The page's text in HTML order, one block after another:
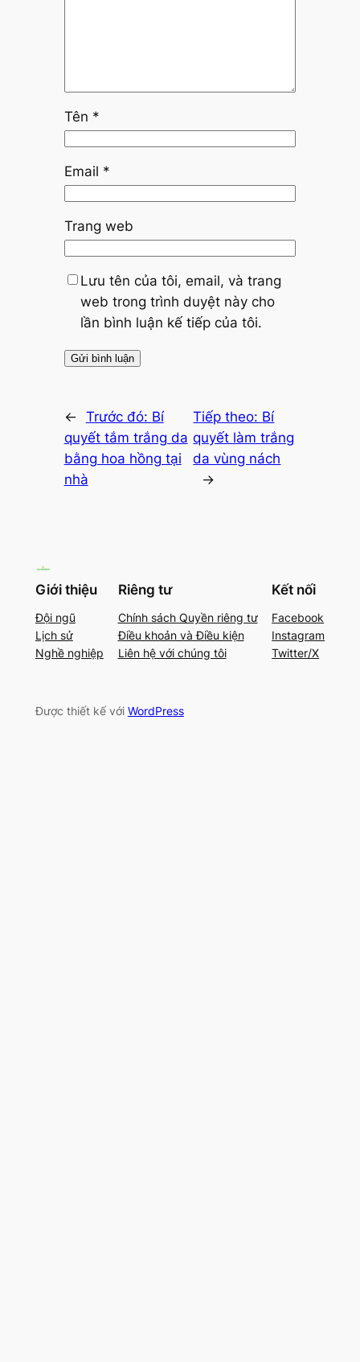
Tên *
Email *
Trang web
Lưu tên của tôi, email, và trang
web trong trình duyệt này cho
lần bình luận kế tiếp của tôi.
← Trước đó: Bí
quyết tắm trắng da
bằng hoa hồng tại
nhà
Tiếp theo: Bí
quyết làm trắng
da vùng nách
→
Giới thiệu
Đội ngũ
Lịch sử
Nghề nghiệp
Riêng tư
Chính sách Quyền riêng tư
Điều khoản và Điều kiện
Liên hệ với chúng tôi
Kết nối
Facebook
Instagram
Twitter/X
Được thiết kế với WordPress